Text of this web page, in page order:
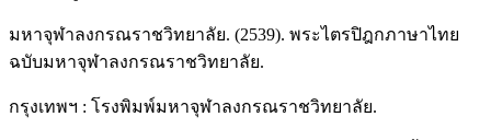
มหาจุฬาลงกรณราชวิทยาลัย. (2539). พระไตรปิฎกภาษาไทย
ฉบับมหาจุฬาลงกรณราชวิทยาลัย.
กรุงเทพฯ : โรงพิมพ์มหาจุฬาลงกรณราชวิทยาลัย.